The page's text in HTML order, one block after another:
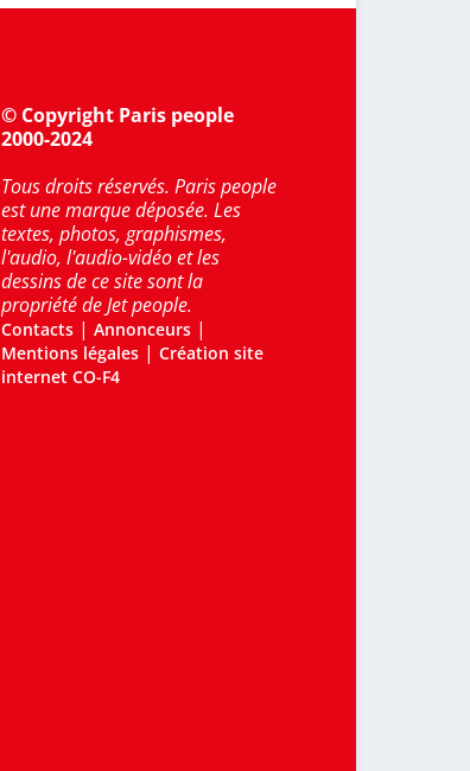
© Copyright Paris people
2000-2024
Tous droits réservés. Paris people
est une marque déposée. Les
textes, photos, graphismes,
l'audio, l'audio-vidéo et les
dessins de ce site sont la
propriété de Jet people.
Contacts |Annonceurs |
Mentions légales |Création site
internet CO-F4